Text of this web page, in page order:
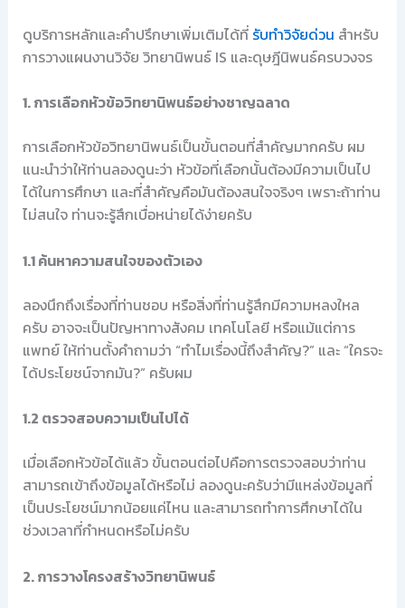
ดูบริการหลักและคำปรึกษาเพิ่มเติมได้ที่ รับทำวิจัยด่วน สำหรับ
การวางแผนงานวิจัย วิทยานิพนธ์ IS และดุษฎีนิพนธ์ครบวงจร
1. การเลือกหัวข้อวิทยานิพนธ์อย่างชาญฉลาด
การเลือกหัวข้อวิทยานิพนธ์เป็นขั้นตอนที่สำคัญมากครับ ผม
แนะนำว่าให้ท่านลองดูนะว่า หัวข้อที่เลือกนั้นต้องมีความเป็นไป
ได้ในการศึกษา และที่สำคัญคือมันต้องสนใจจริงๆ เพราะถ้าท่าน
ไม่สนใจ ท่านจะรู้สึกเบื่อหน่ายได้ง่ายครับ
1.1 ค้นหาความสนใจของตัวเอง
ลองนึกถึงเรื่องที่ท่านชอบ หรือสิ่งที่ท่านรู้สึกมีความหลงใหล
ครับ อาจจะเป็นปัญหาทางสังคม เทคโนโลยี หรือแม้แต่การ
แพทย์ ให้ท่านตั้งคำถามว่า “ทำไมเรื่องนี้ถึงสำคัญ?” และ “ใครจะ
ได้ประโยชน์จากมัน?” ครับผม
1.2 ตรวจสอบความเป็นไปได้
เมื่อเลือกหัวข้อได้แล้ว ขั้นตอนต่อไปคือการตรวจสอบว่าท่าน
สามารถเข้าถึงข้อมูลได้หรือไม่ ลองดูนะครับว่ามีแหล่งข้อมูลที่
เป็นประโยชน์มากน้อยแค่ไหน และสามารถทำการศึกษาได้ใน
ช่วงเวลาที่กำหนดหรือไม่ครับ
2. การวางโครงสร้างวิทยานิพนธ์